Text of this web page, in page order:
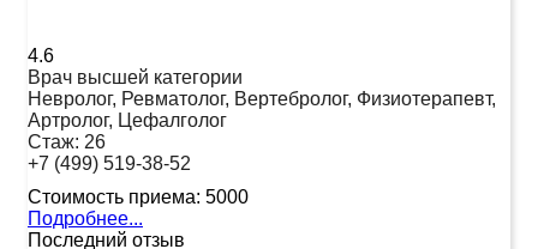
4.6
Врач высшей категории
Невролог, Ревматолог, Вертебролог, Физиотерапевт,
Артролог, Цефалголог
Стаж: 26
+7 (499) 519-38-52
Стоимость приема: 5000
Подробнее...
Последний отзыв